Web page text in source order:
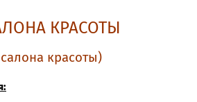
КРАСОТЫ
красоты)